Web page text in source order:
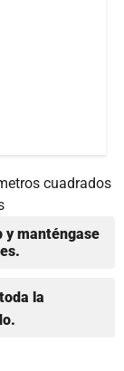
cuadrados
y manténgase
la